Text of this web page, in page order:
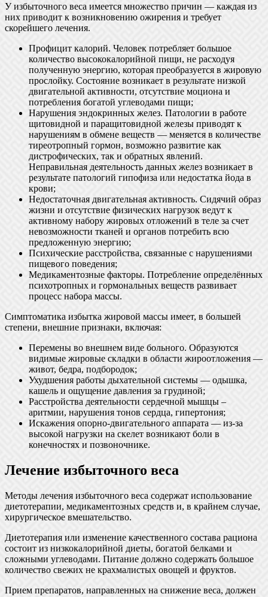
У избыточного веса имеется множество причин — каждая из
них приводит к возникновению ожирения и требует
скорейшего лечения.
Профицит калорий. Человек потребляет большое
количество высококалорийной пищи, не расходуя
полученную энергию, которая преобразуется в жировую
прослойку. Состояние возникает в результате низкой
двигательной активности, отсутствие моциона и
потребления богатой углеводами пищи;
Нарушения эндокринных желез. Патологии в работе
щитовидной и паращитовидной железы приводят к
нарушениям в обмене веществ — меняется в количестве
тиреотропный гормон, возможно развитие как
дистрофических, так и обратных явлений.
Неправильная деятельность данных желез возникает в
результате патологий гипофиза или недостатка йода в
крови;
Недостаточная двигательная активность. Сидячий образ
жизни и отсутствие физических нагрузок ведут к
активному набору жировых отложений в теле за счет
невозможности тканей и органов потребить всю
предложенную энергию;
Психические расстройства, связанные с нарушениями
пищевого поведения;
Медикаментозные факторы. Потребление определённых
психотропных и гормональных веществ развивает
процесс набора массы.
Симптоматика избытка жировой массы имеет, в большей
степени, внешние признаки, включая:
Перемены во внешнем виде больного. Образуются
видимые жировые складки в области жироотложения —
живот, бедра, подбородок;
Ухудшения работы дыхательной системы — одышка,
кашель и ощущение давления за грудиной;
Расстройства деятельности сердечной мышцы –
аритмии, нарушения тонов сердца, гипертония;
Искажения опорно-двигательного аппарата — из-за
высокой нагрузки на скелет возникают боли в
конечностях и позвоночнике.
Лечение избыточного веса
Методы лечения избыточного веса содержат использование
диетотерапии, медикаментозных средств и, в крайнем случае,
хирургическое вмешательство.
Диетотерапия или изменение качественного состава рациона
состоит из низкокалорийной диеты, богатой белками и
сложными углеводами. Питание должно содержать большое
количество свежих не крахмалистых овощей и фруктов.
Прием препаратов, направленных на снижение веса, должен